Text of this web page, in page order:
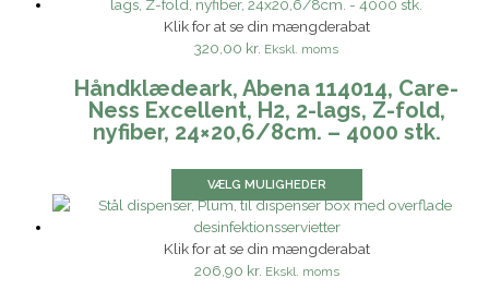
Klik for at se din mængderabat
320,00 kr. Ekskl. moms
Håndklædeark, Abena 114014, Care-
Ness Excellent, H2, 2-lags, Z-fold,
nyfiber, 24×20,6/8cm. – 4000 stk.
VÆLG MULIGHEDER
Klik for at se din mængderabat
206,90 kr. Ekskl. moms